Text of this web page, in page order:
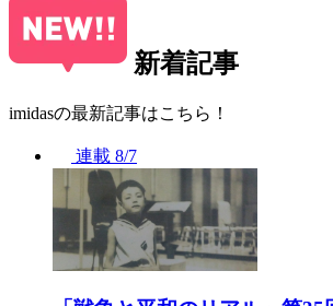
新着記事
imidasの最新記事はこちら！
連載 8/7